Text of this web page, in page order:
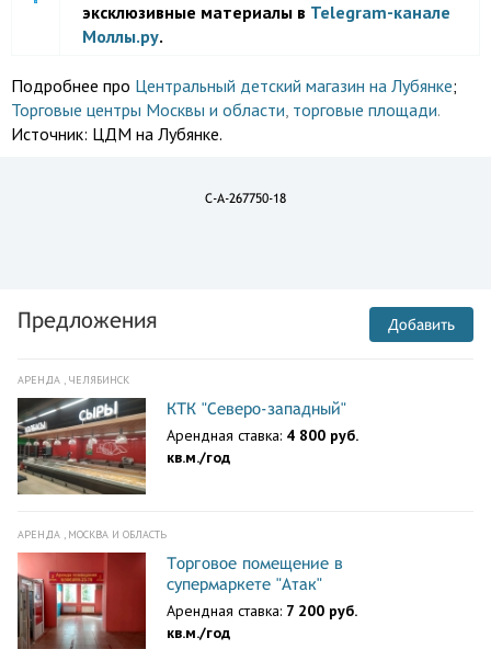
эксклюзивные материалы в Telegram-канале
Моллы.ру.
Подробнее про Центральный детский магазин на Лубянке;
Торговые центры Москвы и области, торговые площади.
Источник: ЦДМ на Лубянке.
C-A-267750-18
Предложения Добавить
АРЕНДА , ЧЕЛЯБИНСК
КТК "Северо-западный"
Арендная ставка: 4 800 руб.
кв.м./год
АРЕНДА , МОСКВА И ОБЛАСТЬ
Торговое помещение в
супермаркете "Атак"
Арендная ставка: 7 200 руб.
кв.м./год